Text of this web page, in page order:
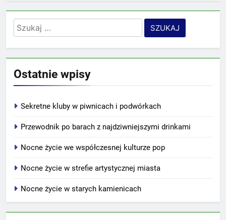
Szukaj:
Ostatnie wpisy
Sekretne kluby w piwnicach i podwórkach
Przewodnik po barach z najdziwniejszymi drinkami
Nocne życie we współczesnej kulturze pop
Nocne życie w strefie artystycznej miasta
Nocne życie w starych kamienicach